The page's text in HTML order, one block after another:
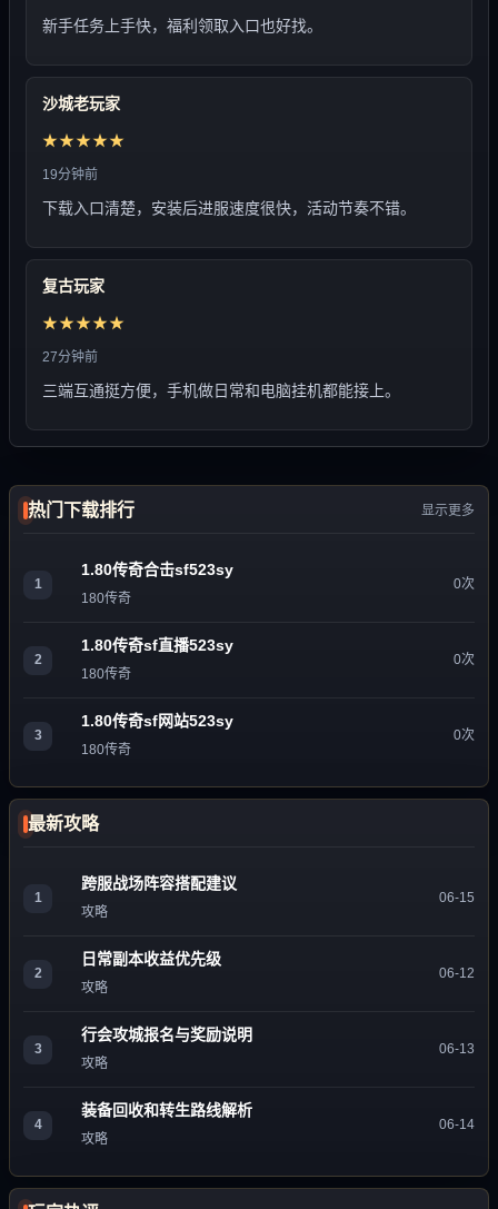
新手任务上手快，福利领取入口也好找。
沙城老玩家
★★★★★
19分钟前
下载入口清楚，安装后进服速度很快，活动节奏不错。
复古玩家
★★★★★
27分钟前
三端互通挺方便，手机做日常和电脑挂机都能接上。
热门下载排行 显示更多
1
1.80传奇合击sf523sy
180传奇
0次
2
1.80传奇sf直播523sy
180传奇
0次
3
1.80传奇sf网站523sy
180传奇
0次
最新攻略
1
跨服战场阵容搭配建议
攻略
06-15
2
日常副本收益优先级
攻略
06-12
3
行会攻城报名与奖励说明
攻略
06-13
4
装备回收和转生路线解析
攻略
06-14